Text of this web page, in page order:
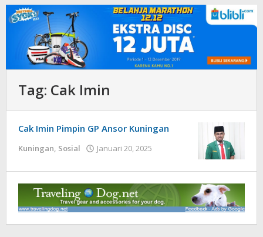
Tag: Cak Imin
Cak Imin Pimpin GP Ansor Kuningan
Kuningan, Sosial Januari 20, 2025